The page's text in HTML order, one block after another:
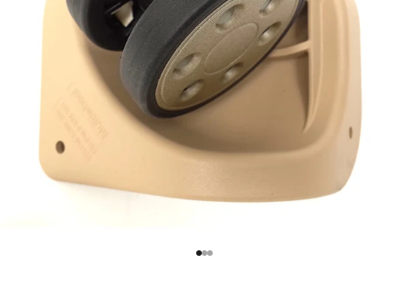
項目に移動する 1
項目に移動する 2
項目に移動する 3